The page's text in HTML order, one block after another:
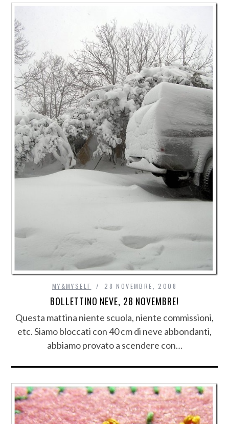
MY&MYSELF 28 NOVEMBRE, 2008
BOLLETTINO NEVE, 28 NOVEMBRE!
Questa mattina niente scuola, niente commissioni,
etc. Siamo bloccati con 40 cm di neve abbondanti,
abbiamo provato a scendere con…